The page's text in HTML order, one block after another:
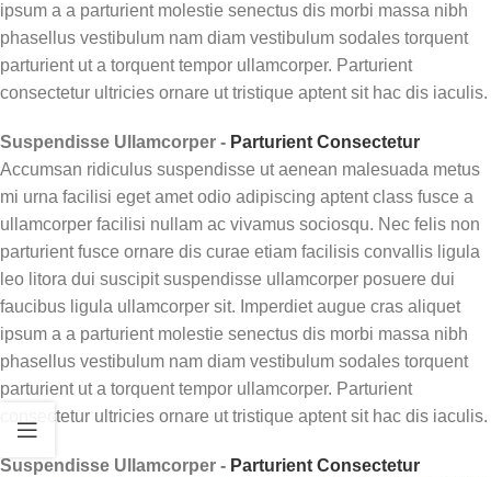
ipsum a a parturient molestie senectus dis morbi massa nibh
phasellus vestibulum nam diam vestibulum sodales torquent
parturient ut a torquent tempor ullamcorper. Parturient
consectetur ultricies ornare ut tristique aptent sit hac dis iaculis.
Suspendisse Ullamcorper - Parturient Consectetur
Accumsan ridiculus suspendisse ut aenean malesuada metus
mi urna facilisi eget amet odio adipiscing aptent class fusce a
ullamcorper facilisi nullam ac vivamus sociosqu. Nec felis non
parturient fusce ornare dis curae etiam facilisis convallis ligula
leo litora dui suscipit suspendisse ullamcorper posuere dui
faucibus ligula ullamcorper sit. Imperdiet augue cras aliquet
ipsum a a parturient molestie senectus dis morbi massa nibh
phasellus vestibulum nam diam vestibulum sodales torquent
parturient ut a torquent tempor ullamcorper. Parturient
consectetur ultricies ornare ut tristique aptent sit hac dis iaculis.
Suspendisse Ullamcorper - Parturient Consectetur